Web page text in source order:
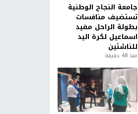
جامعة النجاح الوطنية
تستضيف منافسات
بطولة الراحل مفيد
اسماعيل لكرة اليد
للناشئين
منذ 48 دقيقة